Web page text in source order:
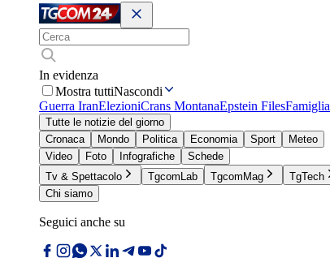
In evidenza
Mostra tuttiNascondi
Guerra IranElezioniCrans MontanaEpstein Files
Tutte le notizie del giorno
Cronaca
Mondo Politica Economia Sport
Meteo
Video
Foto Infografiche
Schede
Tv & Spettacolo
TgcomLab TgcomMag TgTech
Chi siamo
Seguici anche su